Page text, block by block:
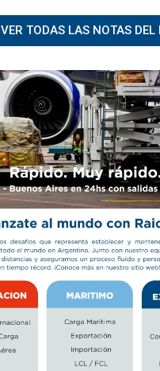
VER TODAS LAS NOTAS DEL